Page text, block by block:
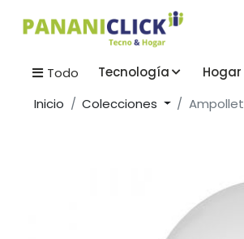
Todo Tecnología Hogar
Inicio
Colecciones